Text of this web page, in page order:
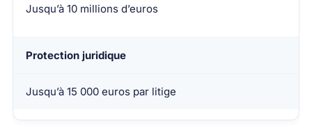
Jusqu’à 10 millions d’euros
Protection juridique
Jusqu’à 15 000 euros par litige